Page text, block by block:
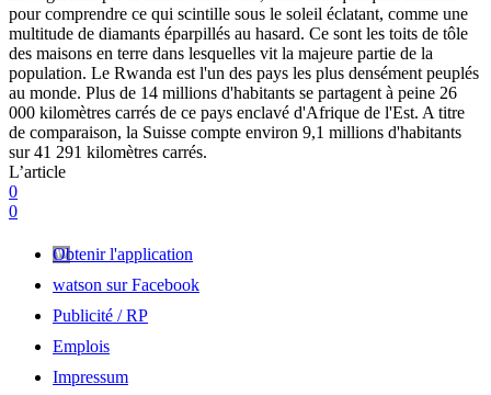
pour comprendre ce qui scintille sous le soleil éclatant, comme une
multitude de diamants éparpillés au hasard. Ce sont les toits de tôle
des maisons en terre dans lesquelles vit la majeure partie de la
population. Le Rwanda est l'un des pays les plus densément peuplés
au monde. Plus de 14 millions d'habitants se partagent à peine 26
000 kilomètres carrés de ce pays enclavé d'Afrique de l'Est. A titre
de comparaison, la Suisse compte environ 9,1 millions d'habitants
sur 41 291 kilomètres carrés.
L’article
0
0
Obtenir l'application
watson sur Facebook
Publicité / RP
Emplois
Impressum